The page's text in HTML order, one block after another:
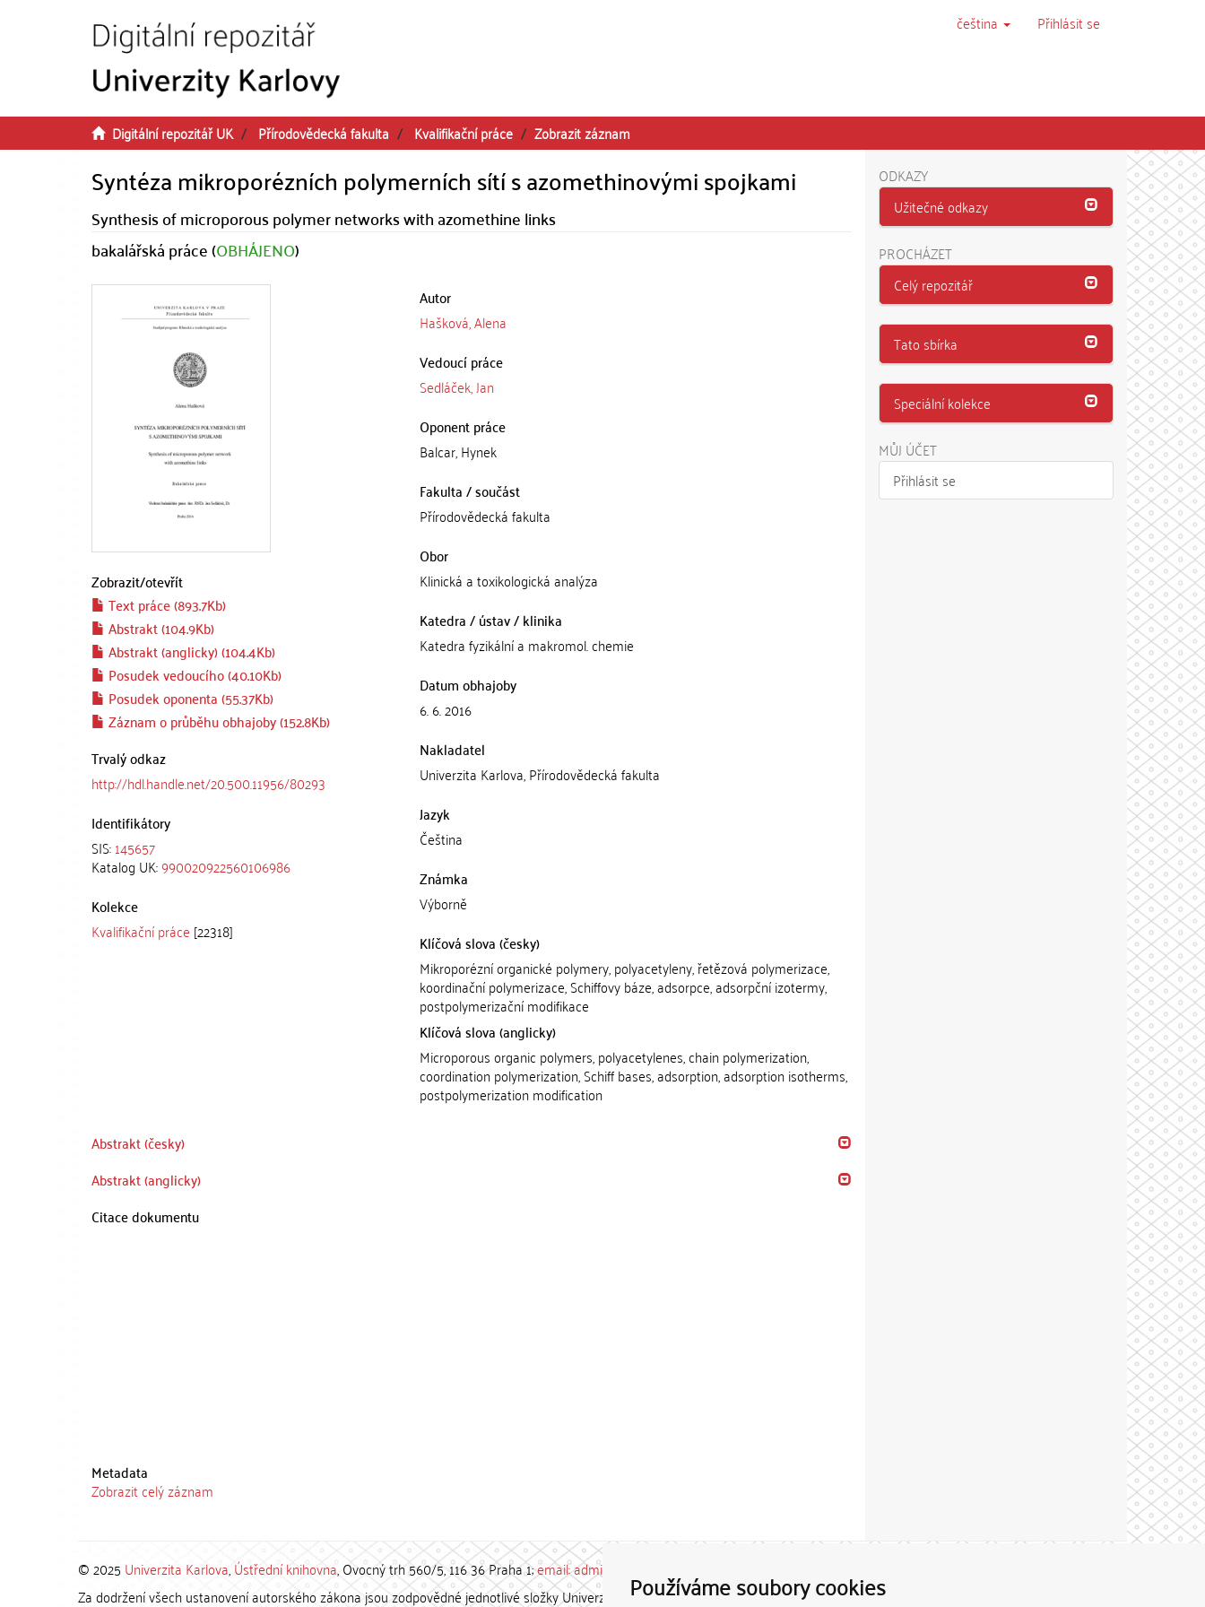
Používáme soubory cookies
čeština Přihlásit se
Digitální repozitář UK Přírodovědecká fakulta Kvalifikační práce Zobrazit záznam
Syntéza mikroporézních polymerních sítí s azomethinovými spojkami
Synthesis of microporous polymer networks with azomethine links
bakalářská práce (OBHÁJENO)
Zobrazit/otevřít
Text práce (893.7Kb)
Abstrakt (104.9Kb)
Abstrakt (anglicky) (104.4Kb)
Posudek vedoucího (40.10Kb)
Posudek oponenta (55.37Kb)
Záznam o průběhu obhajoby (152.8Kb)
Trvalý odkaz
http://hdl.handle.net/20.500.11956/80293
Identifikátory
SIS:145657
Katalog UK:990020922560106986
Kolekce
Kvalifikační práce [22318]
Autor
Hašková, Alena
Vedoucí práce
Sedláček, Jan
Oponent práce
Balcar, Hynek
Fakulta / součást
Přírodovědecká fakulta
Obor
Klinická a toxikologická analýza
Katedra / ústav / klinika
Katedra fyzikální a makromol. chemie
Datum obhajoby
6. 6. 2016
Nakladatel
Univerzita Karlova, Přírodovědecká fakulta
Jazyk
Čeština
Známka
Výborně
Klíčová slova (česky)
Mikroporézní organické polymery, polyacetyleny, řetězová polymerizace,
koordinační polymerizace, Schiffovy báze, adsorpce, adsorpční izotermy,
postpolymerizační modifikace
Klíčová slova (anglicky)
Microporous organic polymers, polyacetylenes, chain polymerization,
coordination polymerization, Schiff bases, adsorption, adsorption isotherms,
postpolymerization modification
Abstrakt (česky)
Abstrakt (anglicky)
Citace dokumentu
Metadata
Zobrazit celý záznam
ODKAZY
Užitečné odkazy
PROCHÁZET
Celý repozitář
Tato sbírka
Speciální kolekce
MŮJ ÚČET
Přihlásit se
© 2025 Univerzita Karlova,Ústřední knihovna, Ovocný trh 560/5, 116 36 Praha 1;email: admin-repozitar [at] cuni.cz
Za dodržení všech ustanovení autorského zákona jsou zodpovědné jednotlivé složky Univerzity Karlovy. / Each constituent